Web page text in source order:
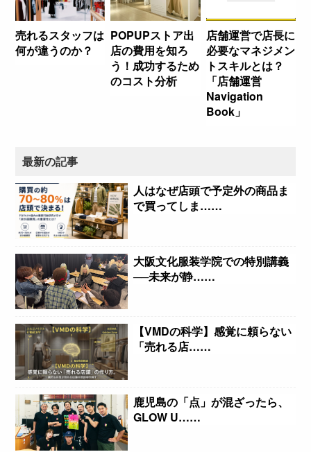
売れるスタッフは
何が違うのか？
POPUPストア出
店の費用を知ろ
う！成功するため
のコスト分析
店舗運営で店長に
必要なマネジメン
トスキルとは？
「店舗運営
Navigation
Book」
最新の記事
人はなぜ店頭で予定外の商品ま
で買ってしま……
大阪文化服装学院での特別講義
──未来が静……
【VMDの科学】感覚に頼らない
「売れる店……
鹿児島の「点」が混ざったら、
GLOW U……